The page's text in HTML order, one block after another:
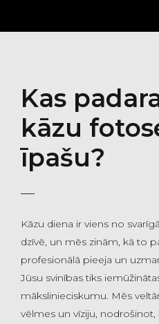
Kas
kāzu
īpašu?
Kāzu diena ir viens no
dzīvē, un mēs zinām, kā to
profesionālā pieeja un
Jūsu svinības tiks
mākslinieciskumu. Mēs
vēlmes un vīziju, nodrošinot,